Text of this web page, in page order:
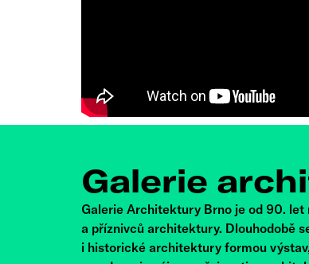
Galerie
Galerie Architektury Brno je od 90.
a příznivců architektury. Dlouhodobě
i historické architektury formou